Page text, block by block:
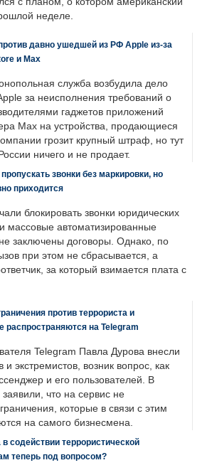
неделе.
давно ушедшей из РФ Apple из-за
и Max
служба возбудила дело
за неисполнения требований о
гаджетов приложений
Max на устройства, продающиеся
грозит крупный штраф, но тут
ничего и не продает.
звонки без маркировки, но
приходится
блокировать звонки юридических
массовые автоматизированные
заключены договоры. Однако, по
при этом не сбрасывается, а
за который взимается плата с
против террориста и
распространяются на Telegram
Telegram Павла Дурова внесли
и экстремистов, возник вопрос, как
и его пользователей. В
что на сервис не
которые в связи с этим
на самого бизнесмена.
содействии террористической
теперь под вопросом?